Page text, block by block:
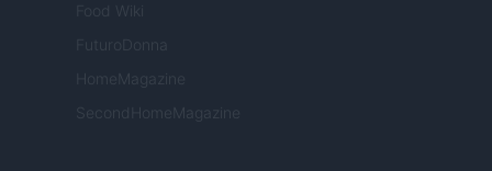
Food Wiki
FuturoDonna
HomeMagazine
SecondHomeMagazine